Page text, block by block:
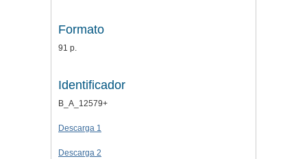
Formato
91 p.
Identificador
B_A_12579+
Descarga 1
Descarga 2